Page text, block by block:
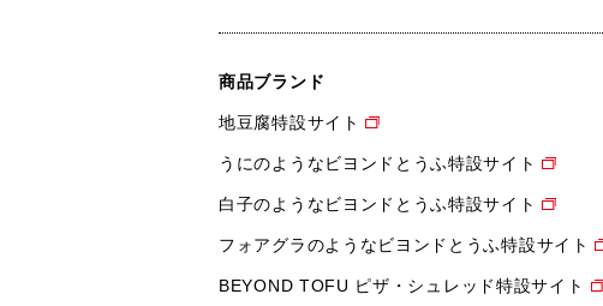
商品ブランド
地豆腐特設サイト
うにのようなビヨンドとうふ特設サイト
白子のようなビヨンドとうふ特設サイト
フォアグラのようなビヨンドとうふ特設サイト
BEYOND TOFU ピザ・シュレッド特設サイト